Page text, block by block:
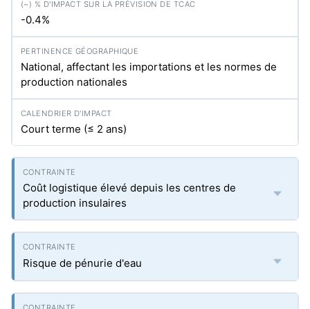
-0.4%
National, affectant les importations et les normes de
production nationales
Court terme (≤ 2 ans)
Coût logistique élevé depuis les centres de
production insulaires
Risque de pénurie d'eau